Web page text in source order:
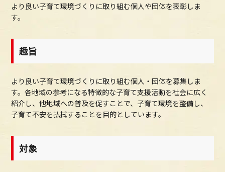
より良い子育て環境づくりに取り組む個人や団体を表彰しま
す。
趣旨
より良い子育て環境づくりに取り組む個人・団体を募集しま
す。各地域の参考になる特徴的な子育て支援活動を社会に広く
紹介し、他地域への普及を促すことで、子育て環境を整備し、
子育て不安を払拭することを目的としています。
対象